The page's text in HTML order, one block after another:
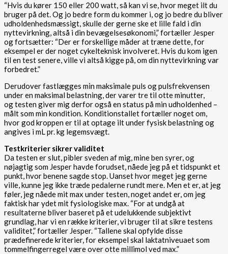
“Hvis du kører 150 eller 200 watt, så kan vi se, hvor meget ilt du
bruger på det. Og jo bedre form du kommer i, og jo bedre du bliver
udholdenhedsmæssigt, skulle der gerne ske et lille fald i din
nyttevirkning, altså i din bevægelsesøkonomi,” fortæller Jesper
og fortsætter: “Der er forskellige måder at træne dette, for
eksempel er der noget cykelteknisk involveret. Hvis du kom igen
til en test senere, ville vi altså kigge på, om din nyttevirkning var
forbedret.”
Derudover fastlægges min maksimale puls og pulsfrekvensen
under en maksimal belastning, der varer tre til otte minutter,
og testen giver mig derfor også en status på min udholdenhed –
målt som min kondition. Konditionstallet fortæller noget om,
hvor god kroppen er til at optage ilt under fysisk belastning og
angives i mL pr. kg legemsvægt.
Testkriterier sikrer validitet
Da testen er slut, pibler sveden af mig, mine ben syrer, og
nøjagtig som Jesper havde forudset, nåede jeg på et tidspunkt et
punkt, hvor benene sagde stop. Uanset hvor meget jeg gerne
ville, kunne jeg ikke træde pedalerne rundt mere. Men et er, at jeg
føler, jeg nåede mit max under testen, noget andet er, om jeg
faktisk har ydet mit fysiologiske max. “For at undgå at
resultaterne bliver baseret på et udelukkende subjektivt
grundlag, har vi en række kriterier, vi bruger til at sikre testens
validitet,” fortæller Jesper. “Tallene skal opfylde disse
prædefinerede kriterier, for eksempel skal laktatniveuaet som
tommelfingerregel være over otte millimol ved max.”